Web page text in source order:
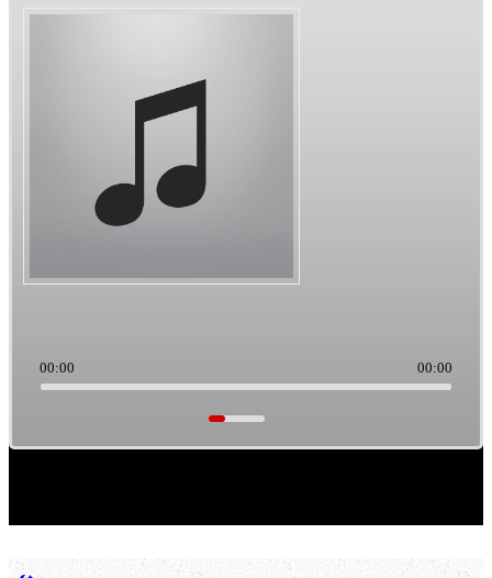
00:00 00:00